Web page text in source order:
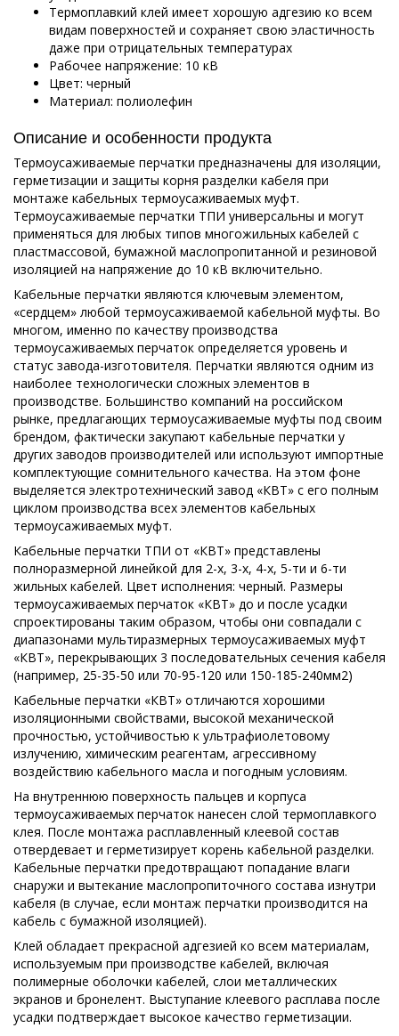
Термоплавкий клей имеет хорошую адгезию ко всем
видам поверхностей и сохраняет свою эластичность
даже при отрицательных температурах
Рабочее напряжение: 10 кВ
Цвет: черный
Материал: полиолефин
Описание и особенности продукта
Термоусаживаемые перчатки предназначены для изоляции,
герметизации и защиты корня разделки кабеля при
монтаже кабельных термоусаживаемых муфт.
Термоусаживаемые перчатки ТПИ универсальны и могут
применяться для любых типов многожильных кабелей с
пластмассовой, бумажной маслопропитанной и резиновой
изоляцией на напряжение до 10 кВ включительно.
Кабельные перчатки являются ключевым элементом,
«сердцем» любой термоусаживаемой кабельной муфты. Во
многом, именно по качеству производства
термоусаживаемых перчаток определяется уровень и
статус завода-изготовителя. Перчатки являются одним из
наиболее технологически сложных элементов в
производстве. Большинство компаний на российском
рынке, предлагающих термоусаживаемые муфты под своим
брендом, фактически закупают кабельные перчатки у
других заводов производителей или используют импортные
комплектующие сомнительного качества. На этом фоне
выделяется электротехнический завод «КВТ» с его полным
циклом производства всех элементов кабельных
термоусаживаемых муфт.
Кабельные перчатки ТПИ от «КВТ» представлены
полноразмерной линейкой для 2-х, 3-х, 4-х, 5-ти и 6-ти
жильных кабелей. Цвет исполнения: черный. Размеры
термоусаживаемых перчаток «КВТ» до и после усадки
спроектированы таким образом, чтобы они совпадали с
диапазонами мультиразмерных термоусаживаемых муфт
«КВТ», перекрывающих 3 последовательных сечения кабеля
(например, 25-35-50 или 70-95-120 или 150-185-240мм2)
Кабельные перчатки «КВТ» отличаются хорошими
изоляционными свойствами, высокой механической
прочностью, устойчивостью к ультрафиолетовому
излучению, химическим реагентам, агрессивному
воздействию кабельного масла и погодным условиям.
На внутреннюю поверхность пальцев и корпуса
термоусаживаемых перчаток нанесен слой термоплавкого
клея. После монтажа расплавленный клеевой состав
отвердевает и герметизирует корень кабельной разделки.
Кабельные перчатки предотвращают попадание влаги
снаружи и вытекание маслопропиточного состава изнутри
кабеля (в случае, если монтаж перчатки производится на
кабель с бумажной изоляцией).
Клей обладает прекрасной адгезией ко всем материалам,
используемым при производстве кабелей, включая
полимерные оболочки кабелей, слои металлических
экранов и бронелент. Выступание клеевого расплава после
усадки подтверждает высокое качество герметизации.